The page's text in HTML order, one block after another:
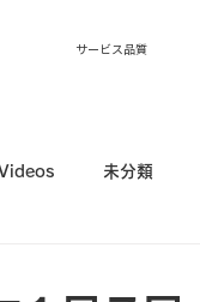
サービス品質
未分類